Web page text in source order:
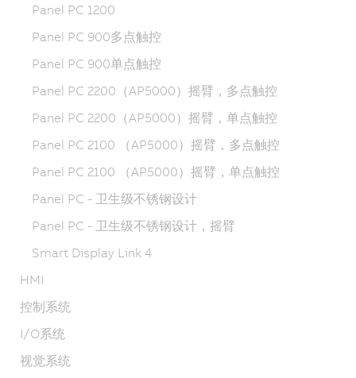
Panel PC 1200
Panel PC 900多点触控
Panel PC 900单点触控
Panel PC 2200（AP5000）摇臂，多点触控
Panel PC 2200（AP5000）摇臂，单点触控
Panel PC 2100 （AP5000）摇臂，多点触控
Panel PC 2100 （AP5000）摇臂，单点触控
Panel PC - 卫生级不锈钢设计
Panel PC - 卫生级不锈钢设计，摇臂
Smart Display Link 4
HMI
控制系统
I/O系统
视觉系统